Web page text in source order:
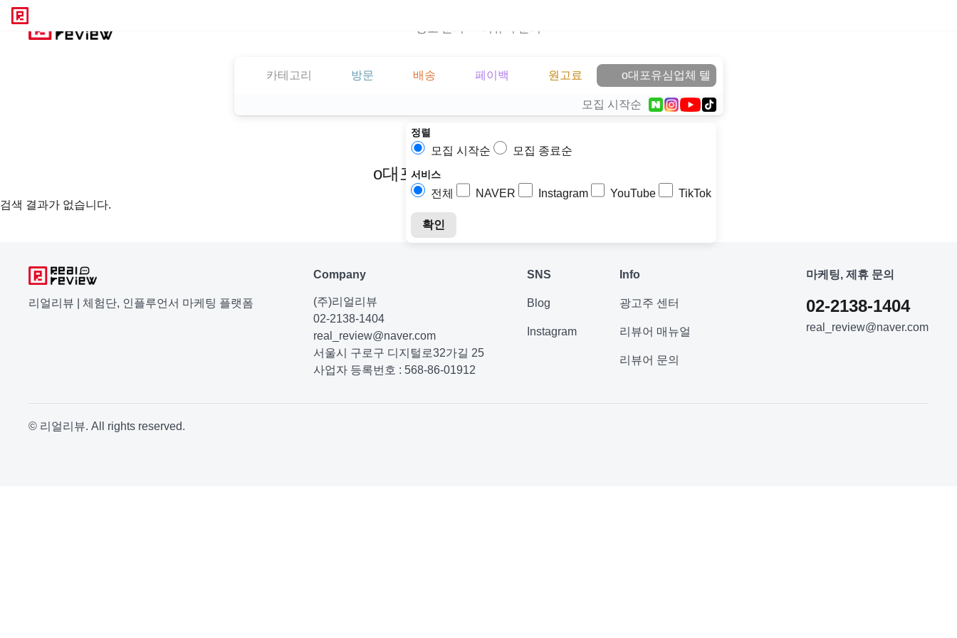
카테고리 방문 배송 페이백 원고료
모집 시작순
정렬
모집 시작순 모집 종료순
서비스
전체 NAVER Instagram YouTube TikTok
확인
o대포유심업체 텔ㄹㅔPINq3 선
검색 결과가 없습니다.
리얼리뷰 | 체험단, 인플루언서 마케팅 플랫폼
Company
(주)리얼리뷰
02-2138-1404
real_review@naver.com
서울시 구로구 디지털로32가길 25
사업자 등록번호 : 568-86-01912
SNS
Blog
Instagram
Info
광고주 센터
리뷰어 매뉴얼
리뷰어 문의
마케팅, 제휴 문의
02-2138-1404
real_review@naver.com
© 리얼리뷰. All rights reserved.